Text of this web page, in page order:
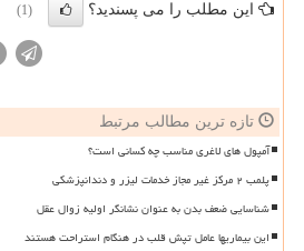
این مطلب را می پسندید؟ (1)
تازه ترین مطالب مرتبط
آمپول های لاغری مناسب چه کسانی است؟
پلمب ۲ مرکز غیر مجاز خدمات لیزر و دندانپزشکی
شناسایی ضعف بدن به عنوان نشانگر اولیه زوال عقل
این بیماریها عامل تپش قلب در هنگام استراحت هستند